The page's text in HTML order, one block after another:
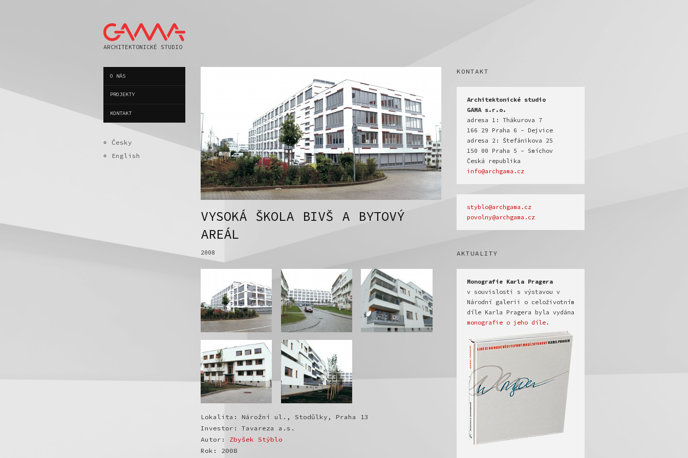
ARCHITEKTONICKÉ STUDIO
O NÁS
PROJEKTY
KONTAKT
Česky
English
VYSOKÁ ŠKOLA BIVŠ A BYTOVÝ
AREÁL
2008
Lokalita: Nárožní ul., Stodůlky, Praha 13
Investor: Tavareza a.s.
Autor: Zbyšek Stýblo
Rok: 2008
KONTAKT
Architektonické studio
GAMA s.r.o.
adresa 1: Thákurova 7
166 29 Praha 6 - Dejvice
adresa 2: Štefánikova 25
150 00 Praha 5 - Smíchov
info@archgama.cz
povolny@archgama.cz
AKTUALITY
v souvislosti s výstavou v
Národní galerii o celoživotním
monografie o jeho díle